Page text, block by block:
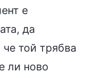
е
да
той трябва
ли ново